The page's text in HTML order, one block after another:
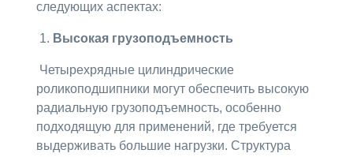
следующих аспектах:
1. Высокая грузоподъемность
Четырехрядные цилиндрические
роликоподшипники могут обеспечить высокую
радиальную грузоподъемность, особенно
подходящую для применений, где требуется
выдерживать большие нагрузки. Структура